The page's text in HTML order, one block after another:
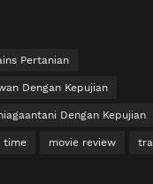
Pertanian
Dengan Kepujian
Dengan Kepujian
time movie review